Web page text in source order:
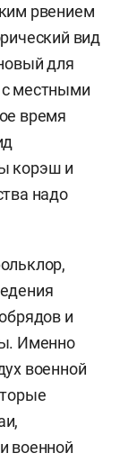
рвением
вид
для
местными
время
корэш и
надо
и
Именно
военной
военной